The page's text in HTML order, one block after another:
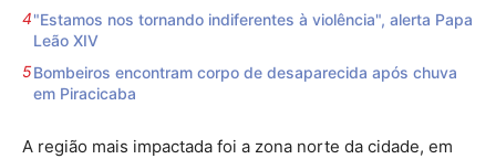
"Estamos nos tornando indiferentes à violência", alerta Papa
Leão XIV
Bombeiros encontram corpo de desaparecida após chuva
em Piracicaba
A região mais impactada foi a zona norte da cidade, em